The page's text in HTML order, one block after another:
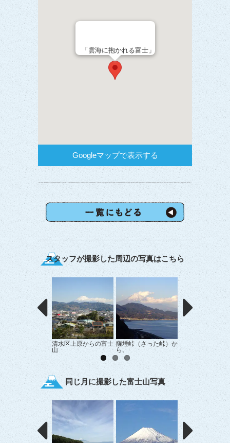
「雲海に抱かれる富士」
Googleマップで表示する
スタッフが撮影した周辺の写真はこちら
清水区上原からの富士
山
薩埵峠（さった峠）か
ら。
Ｒ１からの富士山
同じ月に撮影した富士山写真